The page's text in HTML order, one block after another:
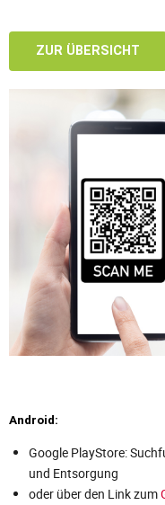
ZUR ÜBERSICHT
Android:
Google PlayStore:
und Entsorgung
oder über den Link zum